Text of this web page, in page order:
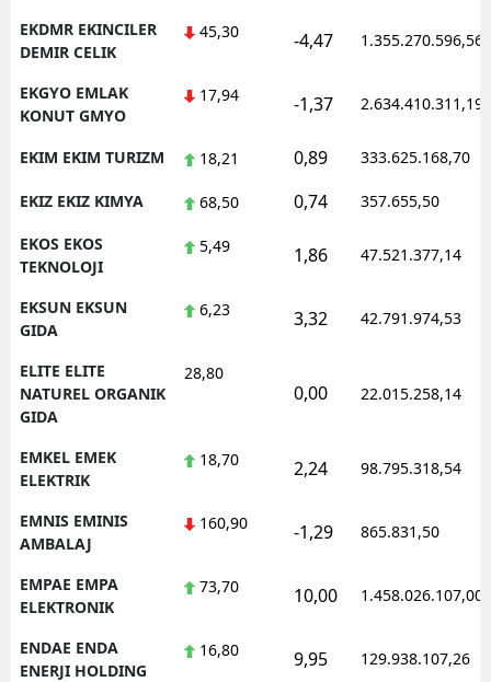
EKDMR EKINCILER
DEMIR CELIK
45,30 -4,47 1.355.270.596,56
EKGYO EMLAK
KONUT GMYO
17,94 -1,37 2.634.410.311,19
EKIM EKIM TURIZM 18,21 0,89 333.625.168,70
EKIZ EKIZ KIMYA 68,50 0,74 357.655,50
EKOS EKOS
TEKNOLOJI
5,49 1,86 47.521.377,14
EKSUN EKSUN
GIDA
6,23 3,32 42.791.974,53
ELITE ELITE
NATUREL ORGANIK
GIDA
28,80
0,00 22.015.258,14
EMKEL EMEK
ELEKTRIK
18,70 2,24 98.795.318,54
EMNIS EMINIS
AMBALAJ
160,90 -1,29 865.831,50
EMPAE EMPA
ELEKTRONIK
73,70 10,00 1.458.026.107,00
ENDAE ENDA
ENERJI HOLDING
16,80 9,95 129.938.107,26